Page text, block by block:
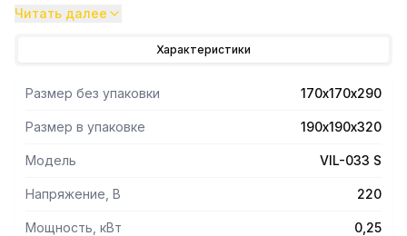
регулировки по высоте. Плафон выполнен из крашеного
диаметр плафона 270 мм, регулировка по высоте 600-
Читать далее
Характеристики
Размер без упаковки 170х170х290
Размер в упаковке 190х190х320
Модель VIL-033 S
Напряжение, В 220
Мощность, кВт 0,25